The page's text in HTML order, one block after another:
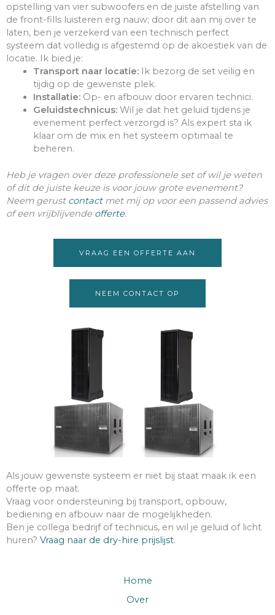
opstelling van vier subwoofers en de juiste afstelling van
de front-fills luisteren erg nauw; door dit aan mij over te
laten, ben je verzekerd van een technisch perfect
systeem dat volledig is afgestemd op de akoestiek van de
locatie. Ik bied je:
Transport naar locatie:Ik bezorg de set veilig en
tijdig op de gewenste plek.
Installatie:Op- en afbouw door ervaren technici.
Geluidstechnicus:Wil je dat het geluid tijdens je
evenement perfect verzorgd is? Als expert sta ik
klaar om de mix en het systeem optimaal te
beheren.
Heb je vragen over deze professionele set of wil je weten
of dit de juiste keuze is voor jouw grote evenement?
Neem gerust contactmet mij op voor een passend advies
of een vrijblijvende offerte.
VRAAG EEN OFFERTE AAN
NEEM CONTACT OP
Als jouw gewenste systeem er niet bij staat maak ik een
offerte op maat.
Vraag voor ondersteuning bij transport, opbouw,
bediening en afbouw naar de mogelijkheden.
Ben je collega bedrijf of technicus, en wil je geluid of licht
huren? Vraag naar de dry-hire prijslijst.
Home
Over